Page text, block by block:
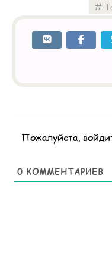
Пожалуйста,
0 КОММЕНТАРИЕВ